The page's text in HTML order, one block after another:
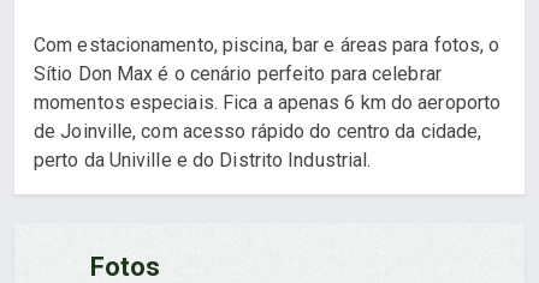
Com estacionamento, piscina, bar e áreas para fotos, o
Sítio Don Max é o cenário perfeito para celebrar
momentos especiais. Fica a apenas 6 km do aeroporto
de Joinville, com acesso rápido do centro da cidade,
perto da Univille e do Distrito Industrial.
Fotos